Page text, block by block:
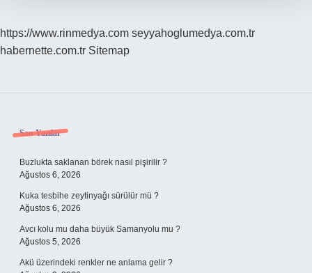
https://www.rinmedya.com seyyahoglumedya.com.tr
habernette.com.tr Sitemap
Sidebar
Son Yazılar
Buzlukta saklanan börek nasıl pişirilir ?
Ağustos 6, 2026
Kuka tesbihe zeytinyağı sürülür mü ?
Ağustos 6, 2026
Avcı kolu mu daha büyük Samanyolu mu ?
Ağustos 5, 2026
Akü üzerindeki renkler ne anlama gelir ?